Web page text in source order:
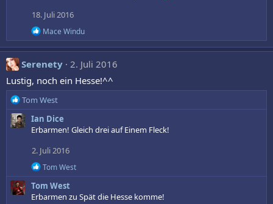
o
n
e
n
:
18. Juli 2016
R
e
a
t
i
o
n
e
n
:
Mace Windu
Serenety 2. Juli 2016
Lustig, noch ein Hesse!^^
R
e
a
n
e
n
Tom West
Ian Dice
Erbarmen! Gleich drei auf Einem Fleck!
2. Juli 2016
R
e
a
k
Tom West
Tom West
Erbarmen zu Spät die Hesse komme!